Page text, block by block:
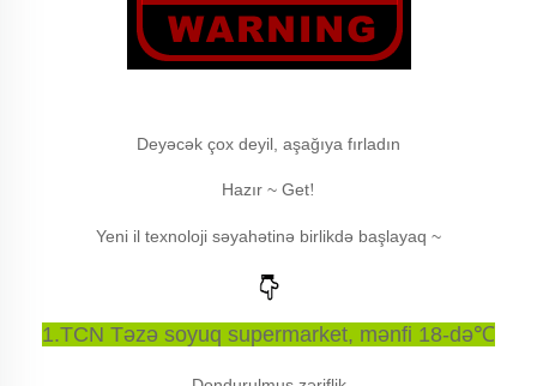
Deyəcək çox deyil, aşağıya fırladın
Hazır ~ Get!
Yeni il texnoloji səyahətinə birlikdə başlayaq ~
1.TCN Təzə soyuq supermarket, mənfi 18-də℃